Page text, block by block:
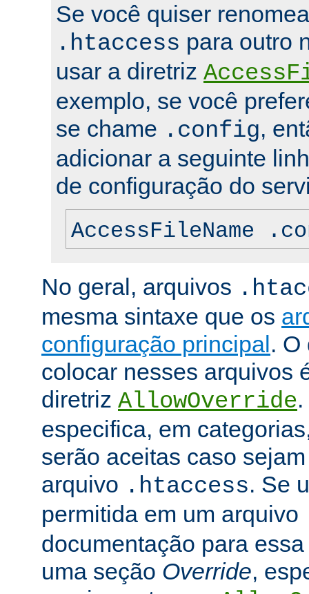
Se você quiser
.htaccess para outro
usar a diretriz
exemplo, se você
se chame .config,
adicionar a seguinte
de configuração do
AccessFileName
No geral, arquivos
mesma sintaxe que os
configuração principal. O
colocar nesses arquivos
diretriz AllowOverride
especifica, em
serão aceitas caso
arquivo .htaccess. Se
permitida em um arquivo
documentação para
uma seção Override,